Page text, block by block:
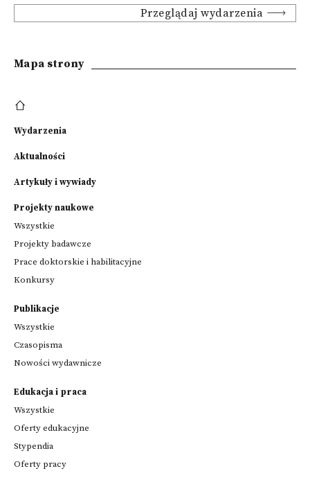
Przeglądaj wydarzenia
Mapa strony
Wydarzenia
Aktualności
Artykuły i wywiady
Projekty naukowe
Wszystkie
Projekty badawcze
Prace doktorskie i habilitacyjne
Konkursy
Publikacje
Wszystkie
Czasopisma
Nowości wydawnicze
Edukacja i praca
Wszystkie
Oferty edukacyjne
Stypendia
Oferty pracy